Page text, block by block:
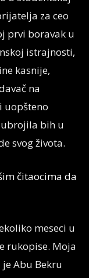
za ceo
prvi boravak u
istrajnosti,
kasnije,
na
uopšteno
ubrojila bih u
svog života.
čitaocima da
meseci u
rukopise. Moja
Abu Bekru